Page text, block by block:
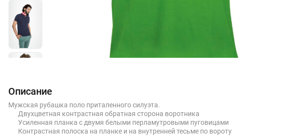
Описание
Мужская рубашка поло приталенного силуэта.
Двухцветная контрастная обратная сторона воротника
Усиленная планка с двумя белыми перламутровыми пуговицами
Контрастная полоска на планке и на внутренней тесьме по вороту